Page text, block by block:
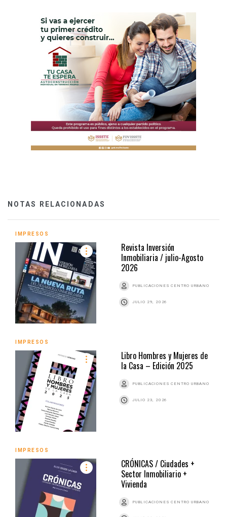
NOTAS RELACIONADAS
IMPRESOS
Revista Inversión
Inmobiliaria / julio-Agosto
2026
PUBLICACIONES CENTRO URBANO
JULIO 29, 2026
IMPRESOS
Libro Hombres y Mujeres de
la Casa – Edición 2025
PUBLICACIONES CENTRO URBANO
JULIO 23, 2026
IMPRESOS
CRÓNICAS / Ciudades +
Sector Inmobiliario +
Vivienda
PUBLICACIONES CENTRO URBANO